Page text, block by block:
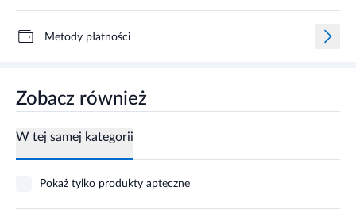
Metody płatności
Zobacz również
W tej samej kategorii
Pokaż tylko produkty apteczne